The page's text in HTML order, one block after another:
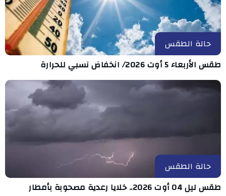
حالة الطقس
طقس الأربعاء 5 أوت 2026/ انخفاض نسبي للحرارة
حالة الطقس
طقس ليل 04 أوت 2026.. خلايا رعدية مصحوبة بأمطار